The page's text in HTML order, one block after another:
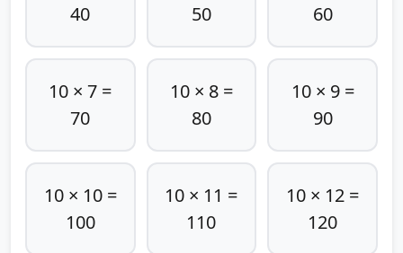
40
50
60
10 × 7 =
70
10 × 8 =
80
10 × 9 =
90
10 × 10 =
100
10 × 11 =
110
10 × 12 =
120